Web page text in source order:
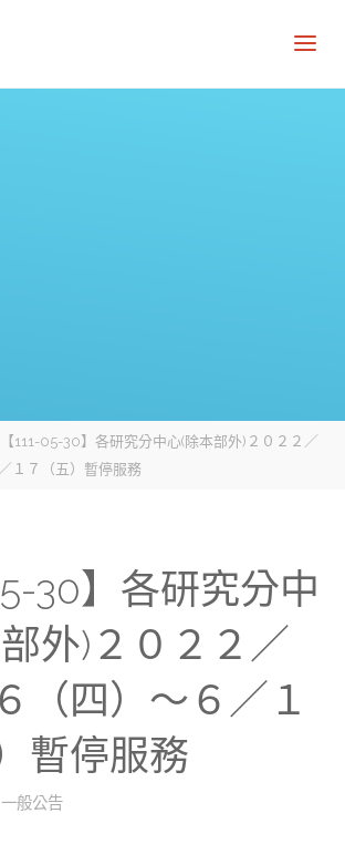
【111-05-30】各研究分中心(除本部外)２０２２／
１７（五）暫停服務
30】各研究分中
外)２０２２／
（四）～６／１
暫停服務
一般公告